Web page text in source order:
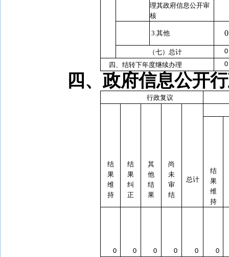
理其政府信息公开审
核
3.其他 0
（七）总计
0
四、结转下年度继续办理
0
四、政府信息公开
行政复议
结
果
维
持
结
果
纠
正
其
他
结
果
尚
未
审
结
总计
结
果
维
持
0 0 0 0 0 0